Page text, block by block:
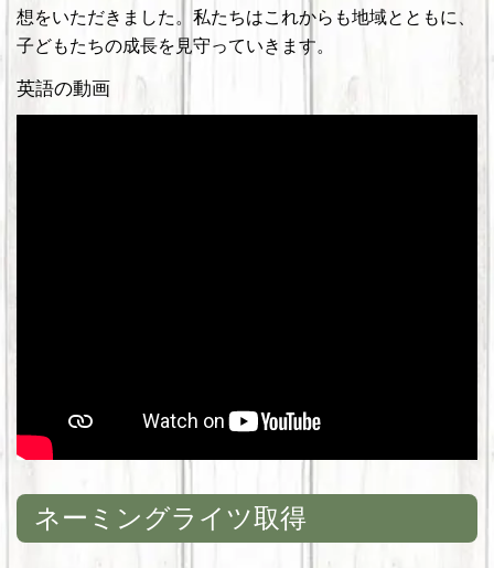
想をいただきました。私たちはこれからも地域とともに、
子どもたちの成長を見守っていきます。
英語の動画
ネーミングライツ取得